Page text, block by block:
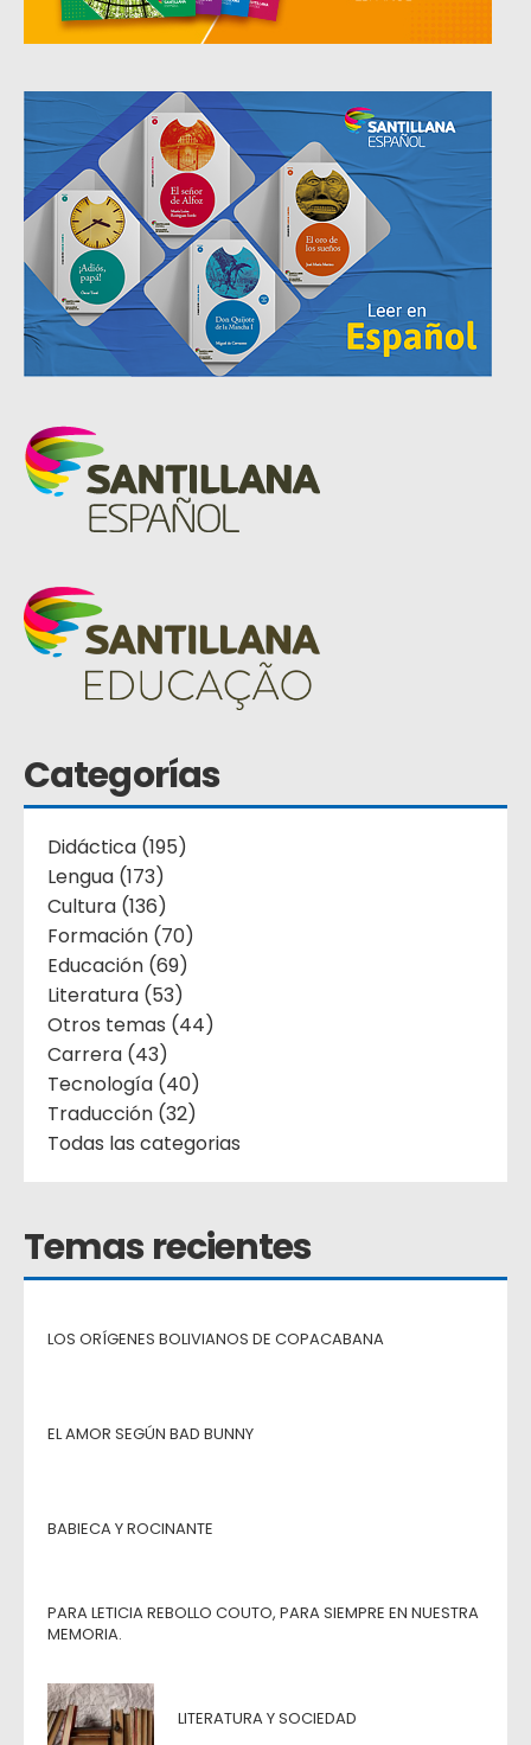
Categorías
Didáctica (195)
Lengua (173)
Cultura (136)
Formación (70)
Educación (69)
Literatura (53)
Otros temas (44)
Carrera (43)
Tecnología (40)
Traducción (32)
Todas las categorias
Temas recientes
LOS ORÍGENES BOLIVIANOS DE COPACABANA
EL AMOR SEGÚN BAD BUNNY
BABIECA Y ROCINANTE
PARA LETICIA REBOLLO COUTO, PARA SIEMPRE EN NUESTRA
MEMORIA.
LITERATURA Y SOCIEDAD